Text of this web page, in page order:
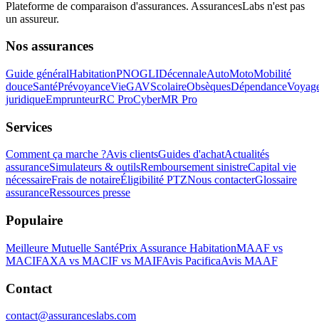
Plateforme de comparaison d'assurances. AssurancesLabs n'est pas
un assureur.
Nos assurances
Guide généralHabitationPNOGLIDécennaleAutoMotoMobilité
douceSantéPrévoyanceVieGAVScolaireObsèquesDépendance
juridiqueEmprunteurRC ProCyberMR Pro
Services
Comment ça marche ?Avis clientsGuides d'achatActualités
assuranceSimulateurs & outilsRemboursement sinistreCapital vie
nécessaireFrais de notaireÉligibilité PTZNous contacterGlossaire
assuranceRessources presse
Populaire
Meilleure Mutuelle SantéPrix Assurance HabitationMAAF vs
MACIFAXA vs MACIF vs MAIFAvis PacificaAvis MAAF
Contact
contact@assuranceslabs.com